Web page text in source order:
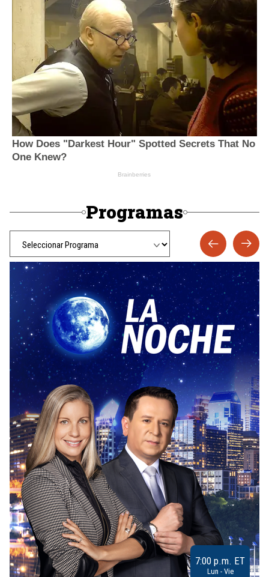
Programas
7:00 p.m. ET
Lun - Vie